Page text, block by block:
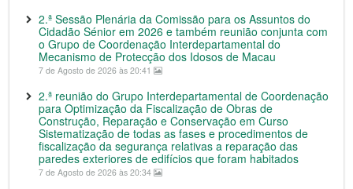
2.ª Sessão Plenária da Comissão para os Assuntos do
Cidadão Sénior em 2026 e também reunião conjunta com
o Grupo de Coordenação Interdepartamental do
Mecanismo de Protecção dos Idosos de Macau
7 de Agosto de 2026 às 20:41
2.ª reunião do Grupo Interdepartamental de Coordenação
para Optimização da Fiscalização de Obras de
Construção, Reparação e Conservação em Curso
Sistematização de todas as fases e procedimentos de
fiscalização da segurança relativas a reparação das
paredes exteriores de edifícios que foram habitados
7 de Agosto de 2026 às 20:34